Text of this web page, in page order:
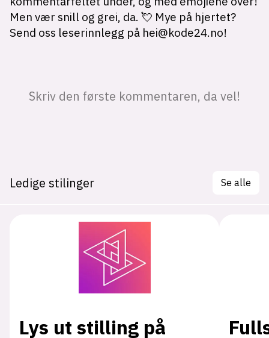
Ledige stilinger Se alle
Lys ut stilling på